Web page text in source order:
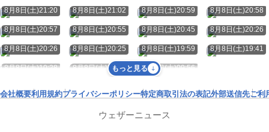
8月8日(土)21:20 8月8日(土)21:02 8月8日(土)20:59 8月8日(土)20:58
8月8日(土)20:57 8月8日(土)20:55 8月8日(土)20:45 8月8日(土)20:26
8月8日(土)20:26 8月8日(土)20:25 8月8日(土)19:59 8月8日(土)19:41
8月8日(土)10:28 8月8日(土)09:57 8月8日(土)09:56
もっと見る
会社概要利用規約プライバシーポリシー特定商取引法の表記外部送信先ご利
ウェザーニュース